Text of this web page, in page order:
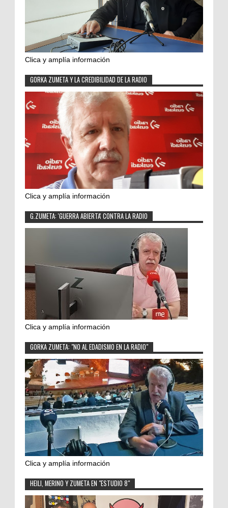
Clica y amplía información
GORKA ZUMETA Y LA CREDIBILIDAD DE LA RADIO
Clica y amplía información
G.ZUMETA: 'GUERRA ABIERTA' CONTRA LA RADIO
Clica y amplía información
GORKA ZUMETA: "NO AL EDADISMO EN LA RADIO"
Clica y amplía información
HEILI, MERINO Y ZUMETA EN "ESTUDIO 8"